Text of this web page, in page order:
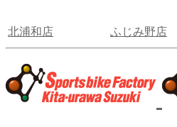
北浦和店 ふじみ野店